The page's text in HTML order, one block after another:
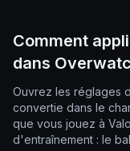
Comment
dans
Ouvrez les réglages
convertie dans le
que vous jouez à
d'entraînement : le